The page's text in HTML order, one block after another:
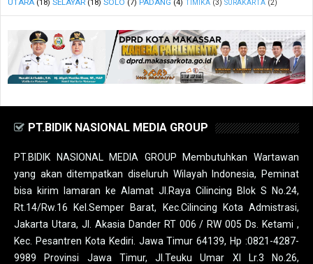
UTARA (18) SELAYAR (18) SOLO (7) PADANG (4) TIMIKA (3) SURAKARTA (2)
PT.BIDIK NASIONAL MEDIA GROUP
PT.BIDIK NASIONAL MEDIA GROUP Membutuhkan Wartawan
yang akan ditempatkan diseluruh Wilayah Indonesia, Peminat
bisa kirim lamaran ke Alamat Jl.Raya Cilincing Blok S No.24,
Rt.14/Rw.16 Kel.Semper Barat, Kec.Cilincing Kota Admistrasi,
Jakarta Utara, Jl. Akasia Dander RT 006 / RW 005 Ds. Ketami ,
Kec. Pesantren Kota Kediri. Jawa Timur 64139, Hp :0821-4287-
9989 Provinsi Jawa Timur, Jl.Teuku Umar XI Lr.3 No.26,